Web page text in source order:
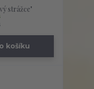
strážce"
košíku